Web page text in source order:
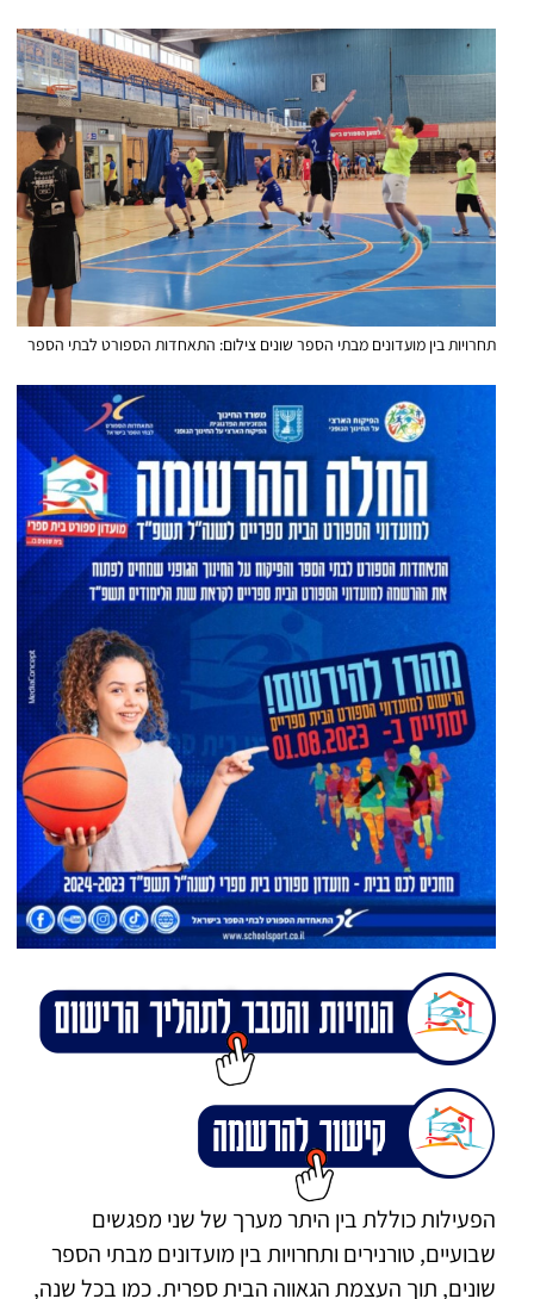
תחרויות בין מועדונים מבתי הספר שונים צילום: התאחדות הספורט לבתי הספר
הפעילות כוללת בין היתר מערך של שני מפגשים
שבועיים, טורנירים ותחרויות בין מועדונים מבתי הספר
שונים, תוך העצמת הגאווה הבית ספרית. כמו בכל שנה,